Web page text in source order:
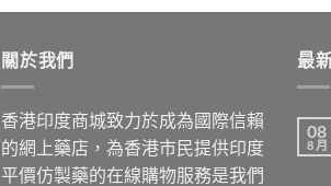
through
關於我們
香港印度商城致力於成為國際信賴
的網上藥店，為香港市民提供印度
平價仿製藥的在線購物服務是我們
最
08
8 月